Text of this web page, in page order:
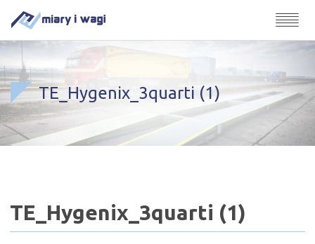
TE_Hygenix_3quarti (1)
TE_Hygenix_3quarti (1)